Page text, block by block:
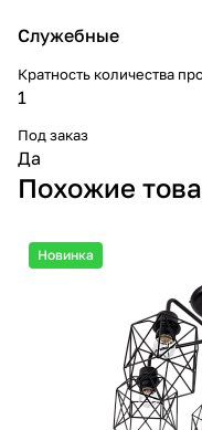
Служебные
Кратность количества
1
Под заказ
Да
Похожие
Новинка